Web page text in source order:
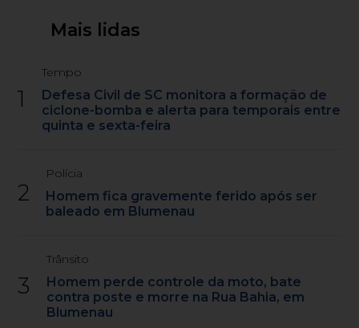
Mais lidas
1
Tempo
Defesa Civil de SC monitora a formação de
ciclone-bomba e alerta para temporais entre
quinta e sexta-feira
2
Polícia
Homem fica gravemente ferido após ser
baleado em Blumenau
3
Trânsito
Homem perde controle da moto, bate
contra poste e morre na Rua Bahia, em
Blumenau